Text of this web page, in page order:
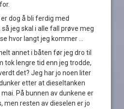
dog å bli ferdig med
jeg skal i alle fall prøve meg
hvor langt jeg kommer …
annet i båten før jeg dro til
tok lengre tid enn jeg trodde,
det? Jeg har jo noen liter
etter at dieseltanken
På bunnen av dunkene er
men resten av dieselen er jo